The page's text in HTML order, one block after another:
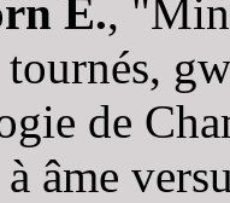
E.,
de
âme